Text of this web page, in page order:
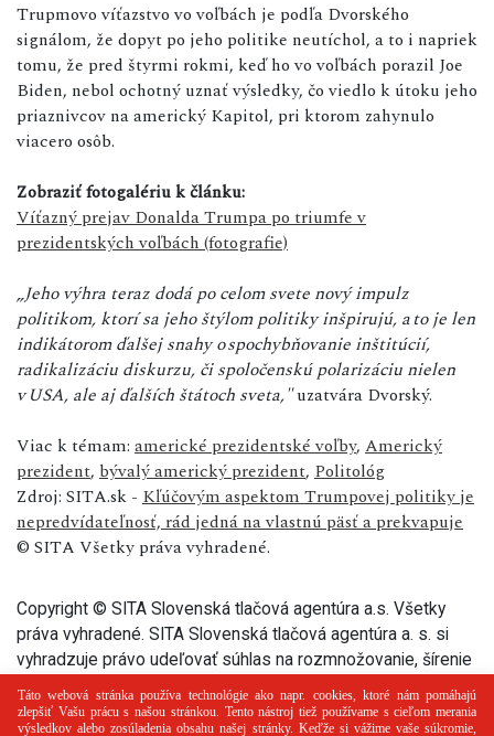
Trupmovo víťazstvo vo voľbách je podľa Dvorského
signálom, že dopyt po jeho politike neutíchol, a to i napriek
tomu, že pred štyrmi rokmi, keď ho vo voľbách porazil Joe
Biden, nebol ochotný uznať výsledky, čo viedlo k útoku jeho
priaznivcov na americký Kapitol, pri ktorom zahynulo
viacero osôb.
Zobraziť fotogalériu k článku:
Víťazný prejav Donalda Trumpa po triumfe v
prezidentských voľbách (fotografie)
„Jeho výhra teraz dodá po celom svete nový impulz
politikom, ktorí sa jeho štýlom politiky inšpirujú, a to je len
indikátorom ďalšej snahy o spochybňovanie inštitúcií,
radikalizáciu diskurzu, či spoločenskú polarizáciu nielen
v USA, ale aj ďalších štátoch sveta,"uzatvára Dvorský.
Viac k témam: americké prezidentské voľby, Americký
prezident, bývalý americký prezident, Politológ
Zdroj: SITA.sk - Kľúčovým aspektom Trumpovej politiky je
nepredvídateľnosť, rád jedná na vlastnú päsť a prekvapuje
© SITA Všetky práva vyhradené.
Copyright © SITA Slovenská tlačová agentúra a.s. Všetky
práva vyhradené. SITA Slovenská tlačová agentúra a. s. si
vyhradzuje právo udeľovať súhlas na rozmnožovanie, šírenie
a na verejný prenos tohto článku a jeho častí.